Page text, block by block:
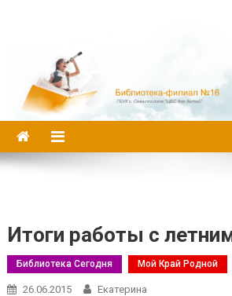
Итоги работы с
Библиотека Сегодня Мой Край Родной
26.06.2015 Екатерина